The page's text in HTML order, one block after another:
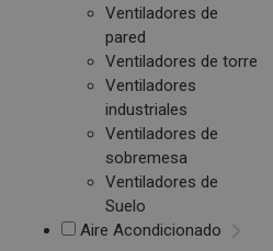
Ventiladores de
pared
Ventiladores de torre
Ventiladores
industriales
Ventiladores de
sobremesa
Ventiladores de
Suelo
Aire Acondicionado